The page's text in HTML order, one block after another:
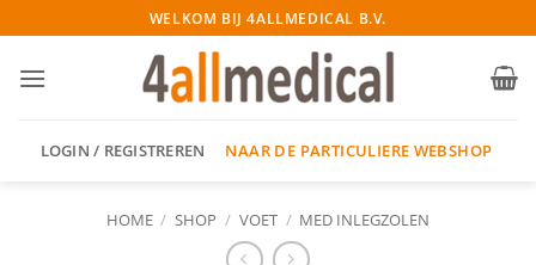
naar
inhoud
WELKOM BIJ 4ALLMEDICAL B.V.
LOGIN / REGISTREREN NAAR DE PARTICULIERE WEBSHOP
HOME / SHOP / VOET / MED INLEGZOLEN